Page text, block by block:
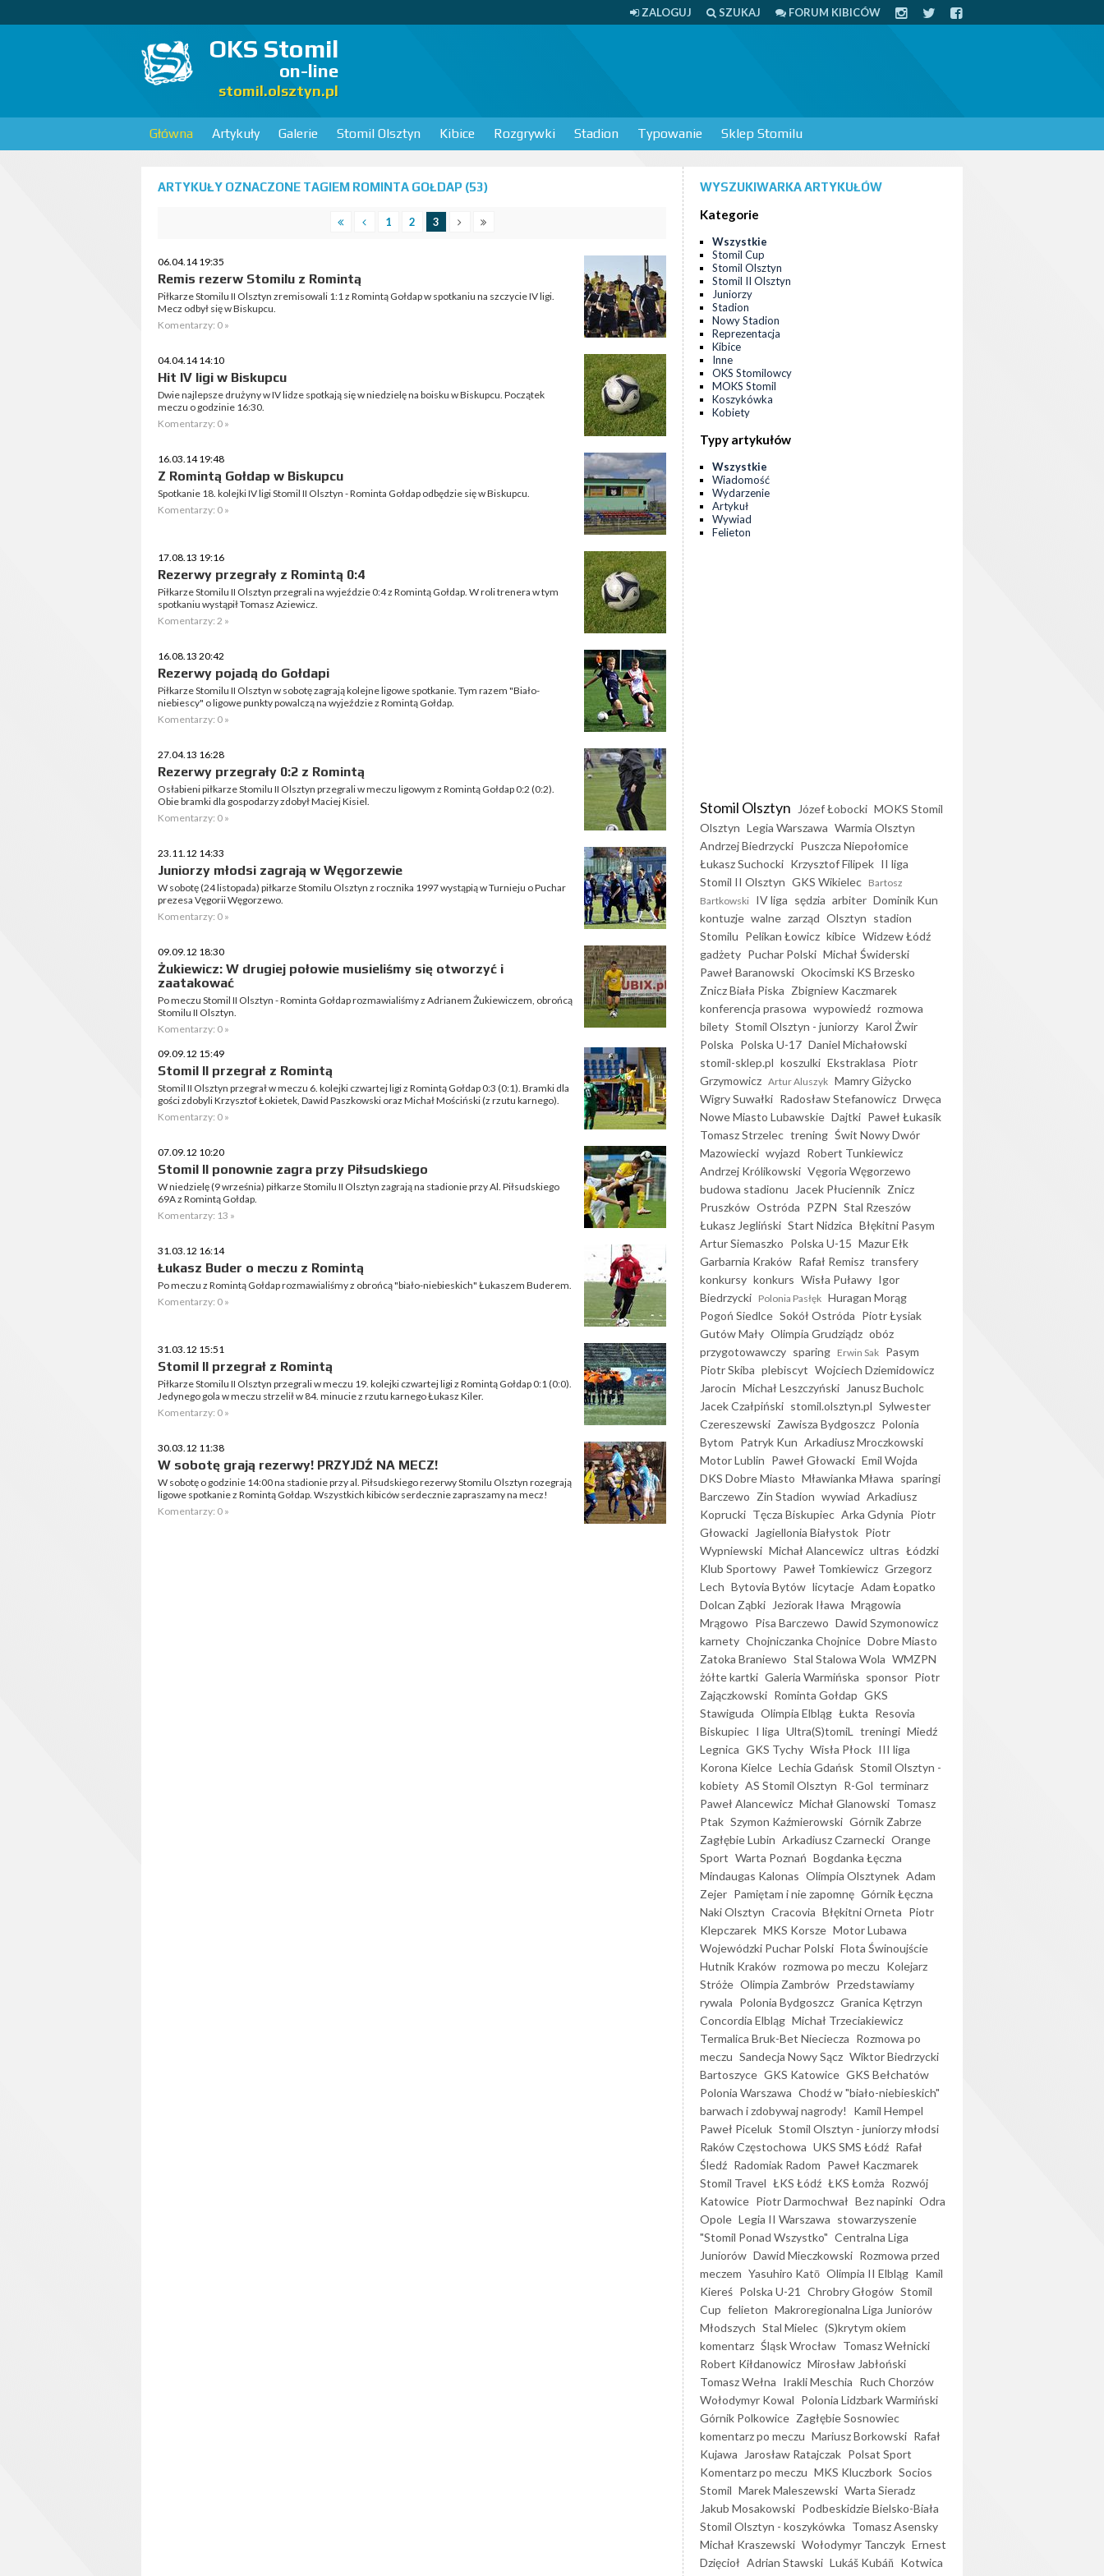
ZALOGUJ SZUKAJ FORUM KIBICÓW
OKS Stomil
on-line
stomil.olsztyn.pl
Główna Artykuły Galerie Stomil Olsztyn Kibice Rozgrywki Stadion Typowanie Sklep Stomilu
ARTYKUŁY OZNACZONE TAGIEM ROMINTA GOŁDAP (53)
1 2 3
06.04.14 19:35
Remis rezerw Stomilu z Romintą
Piłkarze Stomilu II Olsztyn zremisowali 1:1 z Romintą Gołdap w spotkaniu na szczycie IV ligi.
Mecz odbył się w Biskupcu.
Komentarzy: 0 »
04.04.14 14:10
Hit IV ligi w Biskupcu
Dwie najlepsze drużyny w IV lidze spotkają się w niedzielę na boisku w Biskupcu. Początek
meczu o godzinie 16:30.
Komentarzy: 0 »
16.03.14 19:48
Z Romintą Gołdap w Biskupcu
Spotkanie 18. kolejki IV ligi Stomil II Olsztyn - Rominta Gołdap odbędzie się w Biskupcu.
Komentarzy: 0 »
17.08.13 19:16
Rezerwy przegrały z Romintą 0:4
Piłkarze Stomilu II Olsztyn przegrali na wyjeździe 0:4 z Romintą Gołdap. W roli trenera w tym
spotkaniu wystąpił Tomasz Aziewicz.
Komentarzy: 2 »
16.08.13 20:42
Rezerwy pojadą do Gołdapi
Piłkarze Stomilu II Olsztyn w sobotę zagrają kolejne ligowe spotkanie. Tym razem "Biało-
niebiescy" o ligowe punkty powalczą na wyjeździe z Romintą Gołdap.
Komentarzy: 0 »
27.04.13 16:28
Rezerwy przegrały 0:2 z Romintą
Osłabieni piłkarze Stomilu II Olsztyn przegrali w meczu ligowym z Romintą Gołdap 0:2 (0:2).
Obie bramki dla gospodarzy zdobył Maciej Kisiel.
Komentarzy: 0 »
23.11.12 14:33
Juniorzy młodsi zagrają w Węgorzewie
W sobotę (24 listopada) piłkarze Stomilu Olsztyn z rocznika 1997 wystąpią w Turnieju o Puchar
prezesa Vęgorii Węgorzewo.
Komentarzy: 0 »
09.09.12 18:30
Żukiewicz: W drugiej połowie musieliśmy się otworzyć i
zaatakować
Po meczu Stomil II Olsztyn - Rominta Gołdap rozmawialiśmy z Adrianem Żukiewiczem, obrońcą
Stomilu II Olsztyn.
Komentarzy: 0 »
09.09.12 15:49
Stomil II przegrał z Romintą
Stomil II Olsztyn przegrał w meczu 6. kolejki czwartej ligi z Romintą Gołdap 0:3 (0:1). Bramki dla
gości zdobyli Krzysztof Łokietek, Dawid Paszkowski oraz Michał Mościński (z rzutu karnego).
Komentarzy: 0 »
07.09.12 10:20
Stomil II ponownie zagra przy Piłsudskiego
W niedzielę (9 września) piłkarze Stomilu II Olsztyn zagrają na stadionie przy Al. Piłsudskiego
69A z Romintą Gołdap.
Komentarzy: 13 »
31.03.12 16:14
Łukasz Buder o meczu z Romintą
Po meczu z Romintą Gołdap rozmawialiśmy z obrońcą "biało-niebieskich" Łukaszem Buderem.
Komentarzy: 0 »
31.03.12 15:51
Stomil II przegrał z Romintą
Piłkarze Stomilu II Olsztyn przegrali w meczu 19. kolejki czwartej ligi z Romintą Gołdap 0:1 (0:0).
Jedynego gola w meczu strzelił w 84. minucie z rzutu karnego Łukasz Kiler.
Komentarzy: 0 »
30.03.12 11:38
W sobotę grają rezerwy! PRZYJDŹ NA MECZ!
W sobotę o godzinie 14:00 na stadionie przy al. Piłsudskiego rezerwy Stomilu Olsztyn rozegrają
ligowe spotkanie z Romintą Gołdap. Wszystkich kibiców serdecznie zapraszamy na mecz!
Komentarzy: 0 »
WYSZUKIWARKA ARTYKUŁÓW
Kategorie
Wszystkie
Stomil Cup
Stomil Olsztyn
Stomil II Olsztyn
Juniorzy
Stadion
Nowy Stadion
Reprezentacja
Kibice
Inne
OKS Stomilowcy
MOKS Stomil
Koszykówka
Kobiety
Typy artykułów
Wszystkie
Wiadomość
Wydarzenie
Artykuł
Wywiad
Felieton
Stomil Olsztyn Józef Łobocki MOKS Stomil
Olsztyn Legia Warszawa Warmia Olsztyn
Andrzej Biedrzycki Puszcza Niepołomice
Łukasz Suchocki Krzysztof Filipek II liga
Stomil II Olsztyn GKS Wikielec Bartosz
Bartkowski IV liga sędzia arbiter Dominik Kun
kontuzje walne zarząd Olsztyn stadion
Stomilu Pelikan Łowicz kibice Widzew Łódź
gadżety Puchar Polski Michał Świderski
Paweł Baranowski Okocimski KS Brzesko
Znicz Biała Piska Zbigniew Kaczmarek
konferencja prasowa wypowiedź rozmowa
bilety Stomil Olsztyn - juniorzy Karol Żwir
Polska Polska U-17 Daniel Michałowski
stomil-sklep.pl koszulki Ekstraklasa Piotr
Grzymowicz Artur Aluszyk Mamry Giżycko
Wigry Suwałki Radosław Stefanowicz Drwęca
Nowe Miasto Lubawskie Dajtki Paweł Łukasik
Tomasz Strzelec trening Świt Nowy Dwór
Mazowiecki wyjazd Robert Tunkiewicz
Andrzej Królikowski Vęgoria Węgorzewo
budowa stadionu
Jacek Płuciennik Znicz
Pruszków Ostróda PZPN Stal Rzeszów
Łukasz Jegliński Start Nidzica Błękitni Pasym
Artur Siemaszko Polska U-15 Mazur Ełk
Garbarnia Kraków Rafał Remisz transfery
konkursy konkurs Wisła Puławy Igor
Biedrzycki Polonia Pasłęk Huragan Morąg
Pogoń Siedlce Sokół Ostróda Piotr Łysiak
Gutów Mały Olimpia Grudziądz obóz
przygotowawczy sparing Erwin Sak Pasym
Piotr Skiba plebiscyt Wojciech Dziemidowicz
Jarocin Michał Leszczyński
Janusz Bucholc
Jacek Czałpiński stomil.olsztyn.pl Sylwester
Czereszewski Zawisza Bydgoszcz Polonia
Bytom Patryk Kun Arkadiusz Mroczkowski
Motor Lublin Paweł Głowacki Emil Wojda
DKS Dobre Miasto Mławianka Mława sparingi
Barczewo Zin Stadion wywiad Arkadiusz
Koprucki Tęcza Biskupiec Arka Gdynia Piotr
Głowacki
Jagiellonia Białystok Piotr
Wypniewski Michał Alancewicz ultras Łódzki
Klub Sportowy Paweł Tomkiewicz Grzegorz
Lech Bytovia Bytów licytacje Adam Łopatko
Dolcan Ząbki
Jeziorak Iława Mrągowia
Mrągowo Pisa Barczewo Dawid Szymonowicz
karnety Chojniczanka Chojnice Dobre Miasto
Zatoka Braniewo Stal Stalowa Wola WMZPN
żółte kartki Galeria Warmińska sponsor Piotr
Zajączkowski Rominta Gołdap GKS
Stawiguda Olimpia Elbląg Łukta Resovia
Biskupiec I liga Ultra(S)tomiL treningi Miedź
Legnica GKS Tychy Wisła Płock III liga
Korona Kielce Lechia Gdańsk Stomil Olsztyn -
kobiety AS Stomil Olsztyn R-Gol terminarz
Paweł Alancewicz Michał Glanowski Tomasz
Ptak Szymon Kaźmierowski Górnik Zabrze
Zagłębie Lubin Arkadiusz Czarnecki Orange
Sport Warta Poznań Bogdanka Łęczna
Mindaugas Kalonas Olimpia Olsztynek Adam
Zejer Pamiętam i nie zapomnę Górnik Łęczna
Naki Olsztyn Cracovia Błękitni Orneta Piotr
Klepczarek MKS Korsze Motor Lubawa
Wojewódzki Puchar Polski Flota Świnoujście
Hutnik Kraków rozmowa po meczu Kolejarz
Stróże Olimpia Zambrów Przedstawiamy
rywala Polonia Bydgoszcz Granica Kętrzyn
Concordia Elbląg Michał Trzeciakiewicz
Termalica Bruk-Bet Nieciecza Rozmowa po
meczu Sandecja Nowy Sącz Wiktor Biedrzycki
Bartoszyce GKS Katowice GKS Bełchatów
Polonia Warszawa Chodź w "biało-niebieskich"
barwach i zdobywaj nagrody!
Kamil Hempel
Paweł Piceluk Stomil Olsztyn - juniorzy młodsi
Raków Częstochowa UKS SMS Łódź Rafał
Śledź Radomiak Radom Paweł Kaczmarek
Stomil Travel ŁKS Łódź ŁKS Łomża Rozwój
Katowice Piotr Darmochwał Bez napinki Odra
Opole Legia II Warszawa stowarzyszenie
"Stomil Ponad Wszystko" Centralna Liga
Juniorów Dawid Mieczkowski Rozmowa przed
meczem Yasuhiro Katō Olimpia II Elbląg Kamil
Kiereś Polska U-21 Chrobry Głogów Stomil
Cup felieton Makroregionalna Liga Juniorów
Młodszych Stal Mielec (S)krytym okiem
komentarz Śląsk Wrocław Tomasz Wełnicki
Robert Kiłdanowicz Mirosław Jabłoński
Tomasz Wełna Irakli Meschia Ruch Chorzów
Wołodymyr Kowal Polonia Lidzbark Warmiński
Górnik Polkowice Zagłębie Sosnowiec
komentarz po meczu Mariusz Borkowski Rafał
Kujawa
Jarosław Ratajczak Polsat Sport
Komentarz po meczu MKS Kluczbork Socios
Stomil Marek Maleszewski Warta Sieradz
Jakub Mosakowski Podbeskidzie Bielsko-Biała
Stomil Olsztyn - koszykówka Tomasz Asensky
Michał Kraszewski Wołodymyr Tanczyk Ernest
Dzięcioł Adrian Stawski Lukáš Kubáň Kotwica